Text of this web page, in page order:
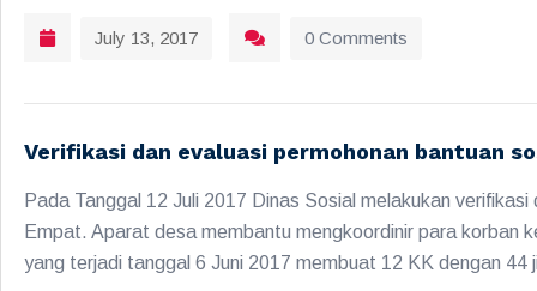
July 13, 2017 0 Comments
Verifikasi dan evaluasi permohonan bantuan
Pada Tanggal 12 Juli 2017 Dinas Sosial melakukan
Empat. Aparat desa membantu mengkoordinir para korban
yang terjadi tanggal 6 Juni 2017 membuat 12 KK dengan 44